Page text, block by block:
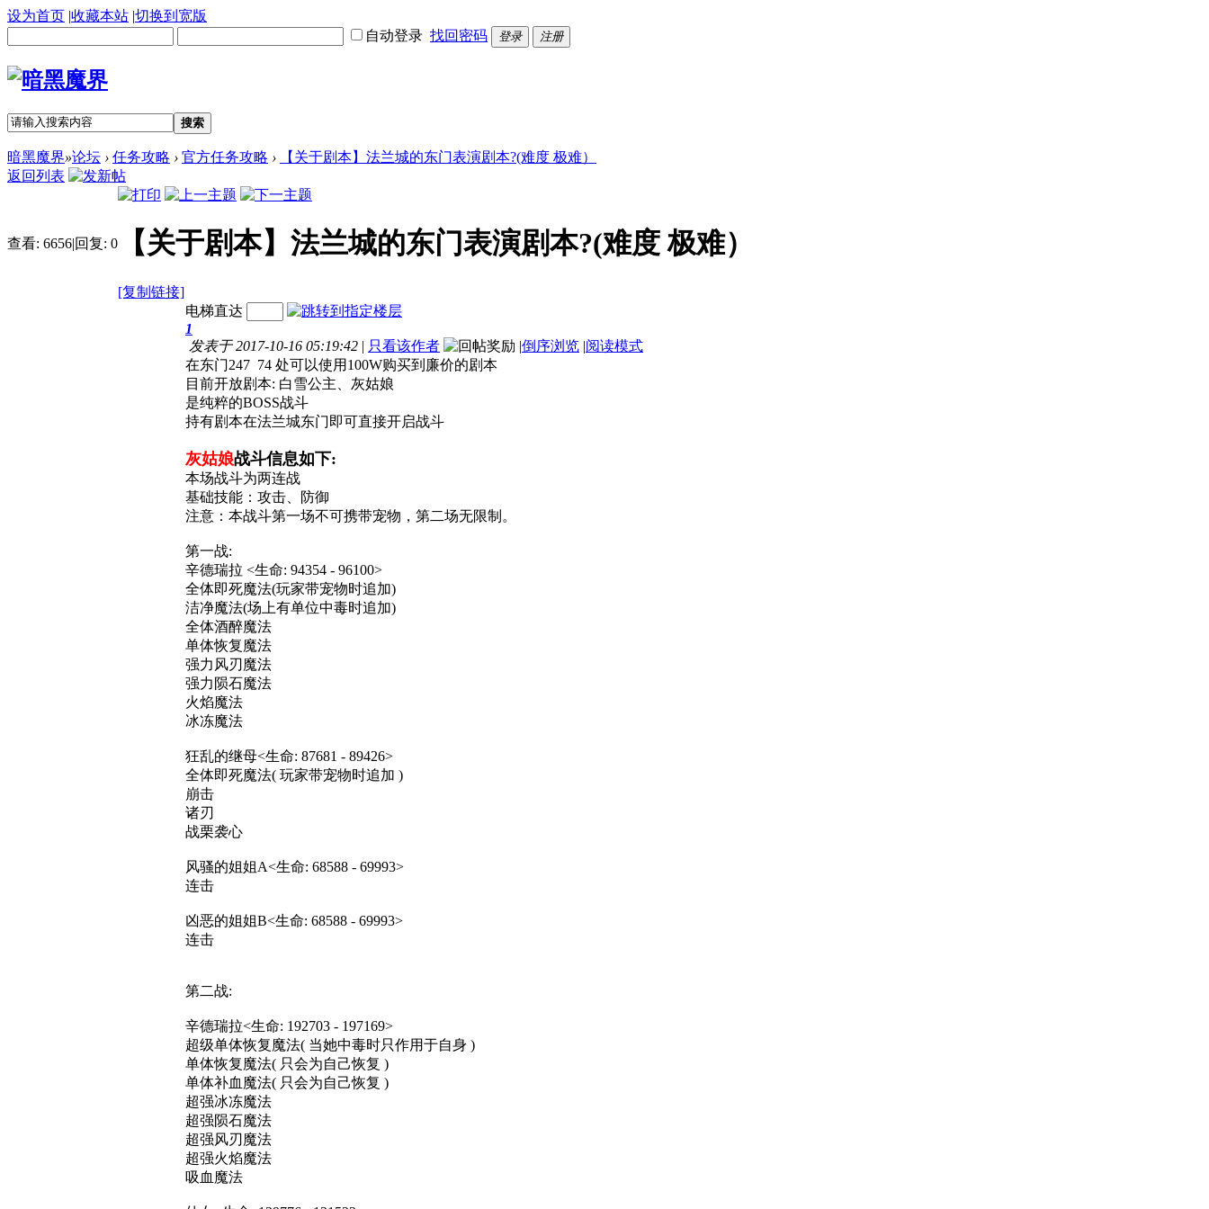
设为首页 |收藏本站 |切换到宽版
自动登录 找回密码 登录 注册
搜索
暗黑魔界»论坛 › 任务攻略 › 官方任务攻略 ›
【关于剧本】法兰城的东门表演剧本?(难度 极难）
返回列表
查看: 6656|回复: 0 【关于剧本】法兰城的东门表演剧本?(难度 极难）
[复制链接]
电梯直达
1
发表于 2017-10-16 05:19:42 | 只看该作者 |倒序浏览 |阅读模式
在东门247 74 处可以使用100W购买到廉价的剧本
目前开放剧本: 白雪公主、灰姑娘
是纯粹的BOSS战斗
持有剧本在法兰城东门即可直接开启战斗
灰姑娘战斗信息如下:
本场战斗为两连战
基础技能：攻击、防御
注意：本战斗第一场不可携带宠物，第二场无限制。
第一战:
辛德瑞拉 <生命: 94354 - 96100>
全体即死魔法(玩家带宠物时追加)
洁净魔法(场上有单位中毒时追加)
全体酒醉魔法
单体恢复魔法
强力风刃魔法
强力陨石魔法
火焰魔法
冰冻魔法
狂乱的继母<生命: 87681 - 89426>
全体即死魔法( 玩家带宠物时追加 )
崩击
诸刃
战栗袭心
风骚的姐姐A<生命: 68588 - 69993>
连击
凶恶的姐姐B<生命: 68588 - 69993>
连击
第二战:
辛德瑞拉<生命: 192703 - 197169>
超级单体恢复魔法( 当她中毒时只作用于自身 )
单体恢复魔法( 只会为自己恢复 )
单体补血魔法( 只会为自己恢复 )
超强冰冻魔法
超强陨石魔法
超强风刃魔法
超强火焰魔法
吸血魔法